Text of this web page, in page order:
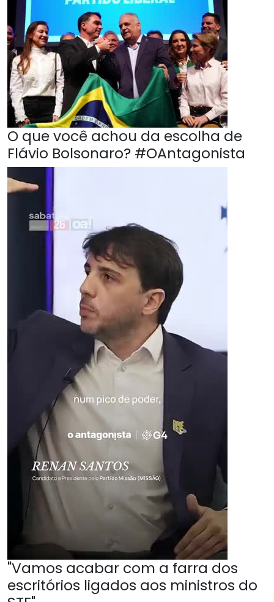
O que você achou da escolha de
Flávio Bolsonaro? #OAntagonista
"Vamos acabar com a farra dos
escritórios ligados aos ministros do